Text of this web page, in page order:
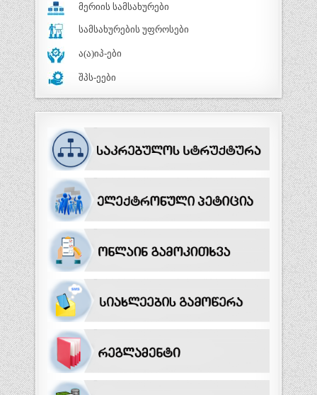
მერიის სამსახურები
სამსახურების უფროსები
ა(ა)იპ-ები
შპს-ეები